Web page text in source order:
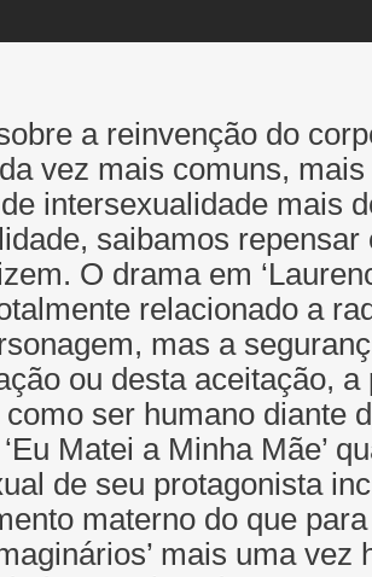
a reinvenção do
vez mais comuns,
intersexualidade mais
saibamos
O drama em
relacionado a
mas a
ou desta aceitação,
ser humano diante
Matei a Minha Mãe’
de seu protagonista
materno do que
mais uma